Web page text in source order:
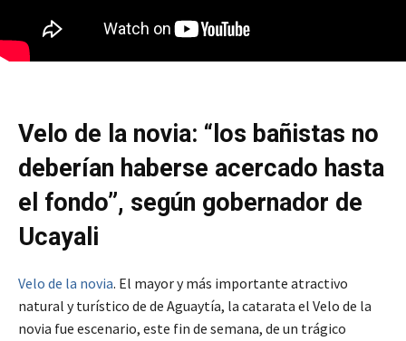
Velo de la novia: “los bañistas no
deberían haberse acercado hasta
el fondo”, según gobernador de
Ucayali
Velo de la novia. El mayor y más importante atractivo
natural y turístico de de Aguaytía, la catarata el Velo de la
novia fue escenario, este fin de semana, de un trágico